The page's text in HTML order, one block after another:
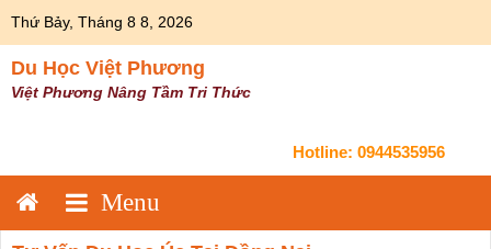
Thứ Bảy, Tháng 8 8, 2026
Du Học Việt Phương
Việt Phương Nâng Tầm Tri Thức
Hotline: 0944535956